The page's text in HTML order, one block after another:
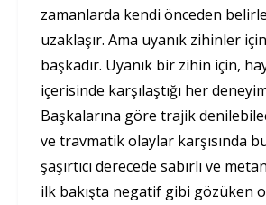
zamanlarda kendi önceden
uzaklaşır. Ama uyanık zihinler
başkadır. Uyanık bir zihin için,
içerisinde karşılaştığı her
Başkalarına göre trajik
ve travmatik olaylar karşısında
şaşırtıcı derecede sabırlı ve
ilk bakışta negatif gibi gözüken